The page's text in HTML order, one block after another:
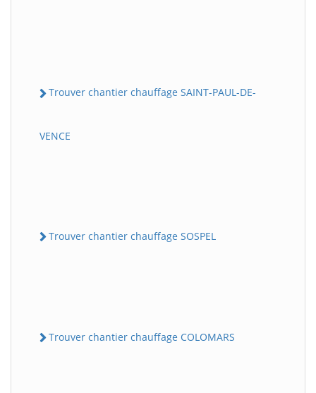
Trouver chantier chauffage SAINT-PAUL-DE-
VENCE
Trouver chantier chauffage SOSPEL
Trouver chantier chauffage COLOMARS